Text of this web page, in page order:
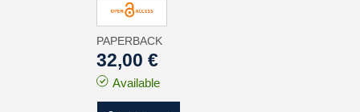
PAPERBACK
32,00 €
Available